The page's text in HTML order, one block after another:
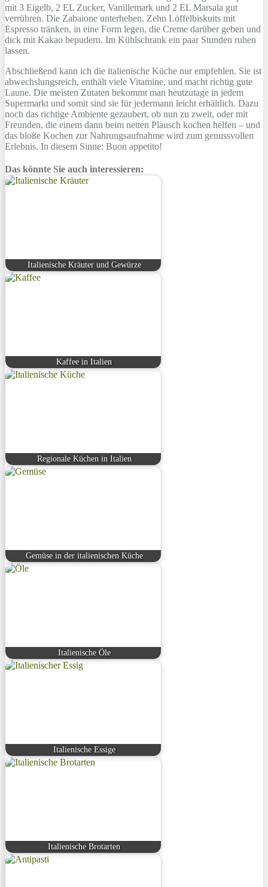
mit 3 Eigelb, 2 EL Zucker, Vanillemark und 2 EL Marsala gut
verrühren. Die Zabaione unterheben. Zehn Löffelbiskuits mit
Espresso tränken, in eine Form legen, die Creme darüber geben und
dick mit Kakao bepudern. Im Kühlschrank ein paar Stunden ruhen
lassen.
Abschließend kann ich die italienische Küche nur empfehlen. Sie ist
abwechslungsreich, enthält viele Vitamine, und macht richtig gute
Laune. Die meisten Zutaten bekommt man heutzutage in jedem
Supermarkt und somit sind sie für jedermann leicht erhältlich. Dazu
noch das richtige Ambiente gezaubert, ob nun zu zweit, oder mit
Freunden, die einem dann beim netten Plausch kochen helfen – und
das bloße Kochen zur Nahrungsaufnahme wird zum genussvollen
Erlebnis. In diesem Sinne: Buon appetito!
Das könnte Sie auch interessieren:
Italienische Kräuter und Gewürze
Kaffee in Italien
Regionale Küchen in Italien
Gemüse in der italienischen Küche
Italienische Öle
Italienische Essige
Italienische Brotarten